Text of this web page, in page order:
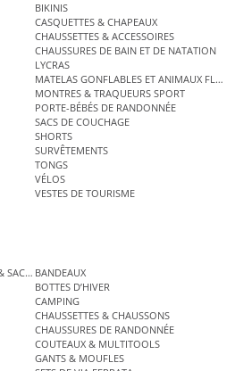
BIKINIS
CASQUETTES & CHAPEAUX
CHAUSSETTES & ACCESSOIRES
CHAUSSURES DE BAIN ET DE NATATION
LYCRAS
MATELAS GONFLABLES ET ANIMAUX
MONTRES & TRAQUEURS SPORT
PORTE-BÉBÉS DE RANDONNÉE
SACS DE COUCHAGE
SHORTS
SURVÊTEMENTS
TONGS
VÉLOS
VESTES DE TOURISME
SACS ÉTANCHES
BANDEAUX
BOTTES D’HIVER
CAMPING
CHAUSSETTES & CHAUSSONS
CHAUSSURES DE RANDONNÉE
COUTEAUX & MULTITOOLS
GANTS & MOUFLES